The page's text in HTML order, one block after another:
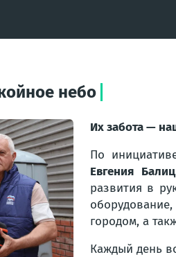
небо
Их забота —
По
Евгения
развития в
городом, а
Каждый день